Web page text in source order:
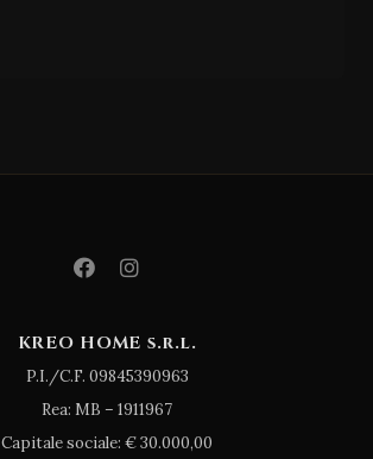
KREO HOME s.r.l.
P.I./C.F. 09845390963
Rea: MB – 1911967
Capitale sociale: € 30.000,00